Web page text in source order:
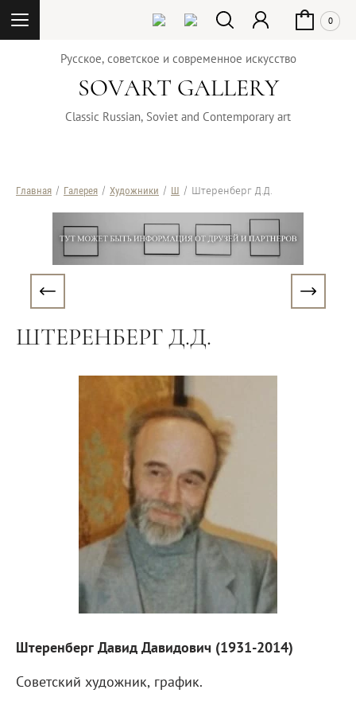
0
Русское, советское и современное искусство
SOVART GALLERY
Classic Russian, Soviet and Contemporary art
Главная / Галерея / Художники / Ш / Штеренберг Д.Д.
ШТЕРЕНБЕРГ Д.Д.
Штеренберг Давид Давидович (1931-2014)
Советский художник, график.